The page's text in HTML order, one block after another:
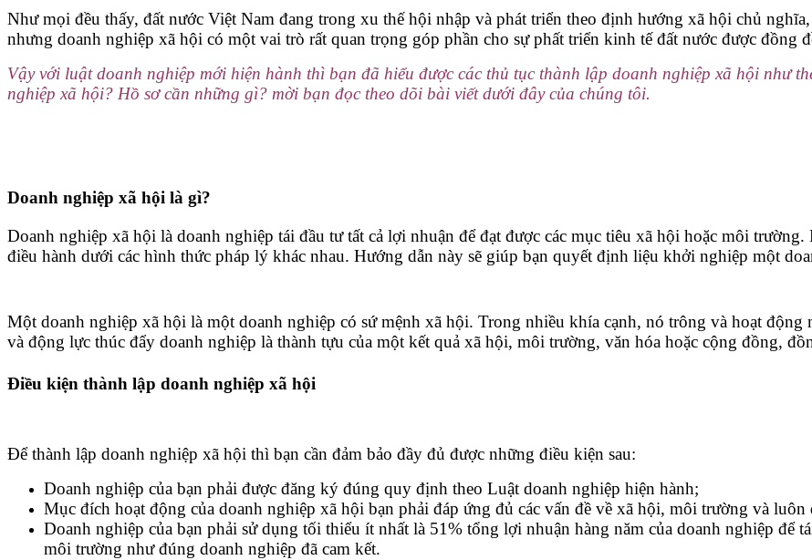
Như mọi đều thấy, đất nước Việt Nam đang trong xu thế hội nhập và phát triển theo định hướng xã hội chủ
nhưng doanh nghiệp xã hội có một vai trò rất quan trọng góp phần cho sự phất triển kinh tế đất nước được đồng
Vậy với luật doanh nghiệp mới hiện hành thì bạn đã hiểu được các thủ tục thành lập doanh nghiệp xã hội như
nghiệp xã hội? Hồ sơ cần những gì? mời bạn đọc theo dõi bài viết dưới đây của chúng tôi.
Doanh nghiệp xã hội là gì?
Doanh nghiệp xã hội là doanh nghiệp tái đầu tư tất cả lợi nhuận để đạt được các mục tiêu xã hội hoặc môi
điều hành dưới các hình thức pháp lý khác nhau. Hướng dẫn này sẽ giúp bạn quyết định liệu khởi nghiệp một
Một doanh nghiệp xã hội là một doanh nghiệp có sứ mệnh xã hội. Trong nhiều khía cạnh, nó trông và hoạt
và động lực thúc đẩy doanh nghiệp là thành tựu của một kết quả xã hội, môi trường, văn hóa hoặc cộng đồng,
Điều kiện thành lập doanh nghiệp xã hội
Để thành lập doanh nghiệp xã hội thì bạn cần đảm bảo đầy đủ được những điều kiện sau:
Doanh nghiệp của bạn phải được đăng ký đúng quy định theo Luật doanh nghiệp hiện hành;
Mục đích hoạt động của doanh nghiệp xã hội bạn phải đáp ứng đủ các vấn đề về xã hội, môi trường và
Doanh nghiệp của bạn phải sử dụng tối thiểu ít nhất là 51% tổng lợi nhuận hàng năm của doanh nghiệp để
môi trường như đúng doanh nghiệp đã cam kết.